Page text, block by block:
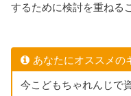
するために検討を重ねる
あなたにオススメの
今こどもちゃれんじで